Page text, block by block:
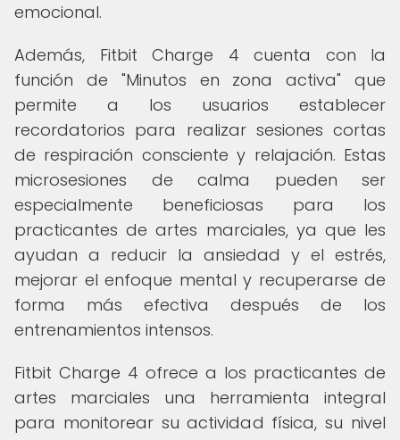
emocional.
Además, Fitbit Charge 4 cuenta con la
función de "Minutos en zona activa" que
permite a los usuarios establecer
recordatorios para realizar sesiones cortas
de respiración consciente y relajación. Estas
microsesiones de calma pueden ser
especialmente beneficiosas para los
practicantes de artes marciales, ya que les
ayudan a reducir la ansiedad y el estrés,
mejorar el enfoque mental y recuperarse de
forma más efectiva después de los
entrenamientos intensos.
Fitbit Charge 4 ofrece a los practicantes de
artes marciales una herramienta integral
para monitorear su actividad física, su nivel